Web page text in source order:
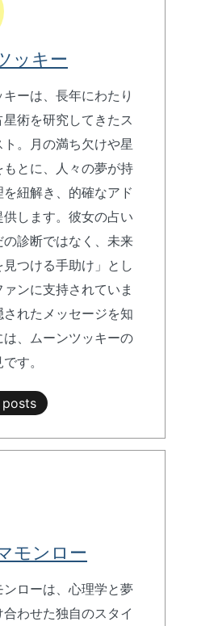
ッキー
キーは、長年にわたり
術を研究してきたス
。月の満ち欠けや星
もとに、人々の夢が持
紐解き、的確なアド
します。彼女の占い
の診断ではなく、未来
つける手助け」とし
ンに支持されていま
れたメッセージを知
は、ムーンツッキーの
す。
モンロー
ンローは、心理学と夢
わせた独自のスタイ